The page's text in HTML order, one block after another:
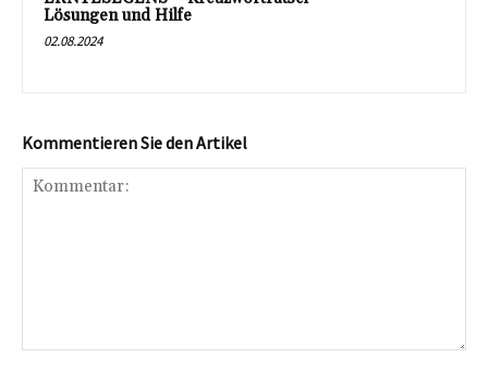
Lösungen und Hilfe
02.08.2024
Kommentieren Sie den Artikel